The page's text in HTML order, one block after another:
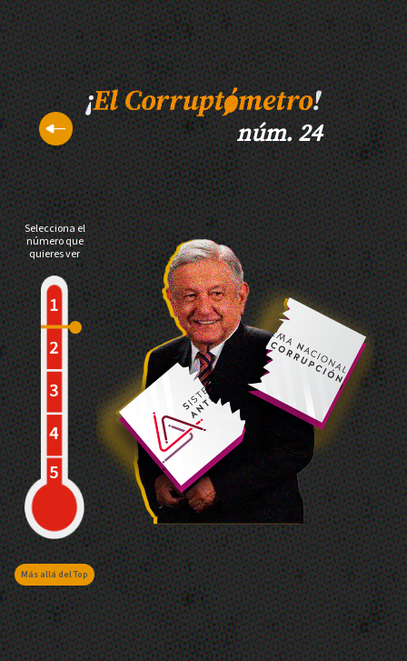
núm. 24
Selecciona el
número que
quieres ver
Más allá del Top